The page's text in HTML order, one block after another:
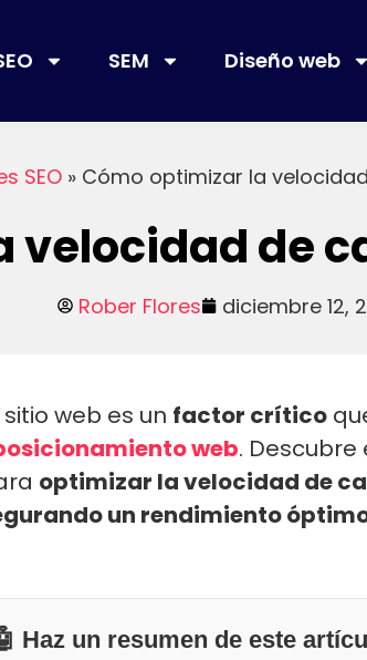
SEM Diseño web
SEO» Cómo optimizar la
velocidad de
Rober Flores diciembre 12,
web es un factor crítico
web.
optimizar la velocidad de
un rendimiento
Haz un resumen de este